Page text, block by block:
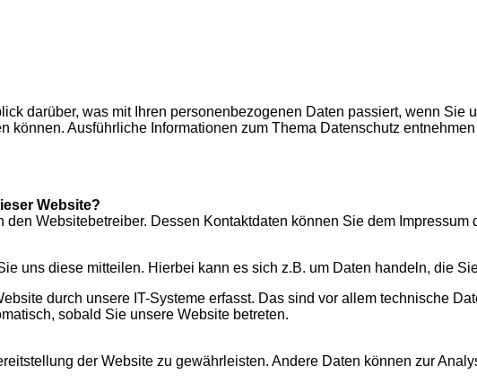
darüber, was mit Ihren personenbezogenen Daten passiert, wenn Sie
Ausführliche Informationen zum Thema Datenschutz
Website?
Websitebetreiber. Dessen Kontaktdaten können Sie dem Impressum
uns diese mitteilen. Hierbei kann es sich z.B. um Daten handeln, die
durch unsere IT-Systeme erfasst. Das sind vor allem technische
sobald Sie unsere Website betreten.
der Website zu gewährleisten. Andere Daten können zur